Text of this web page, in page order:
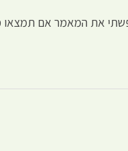
את המאמר אם תמצאו